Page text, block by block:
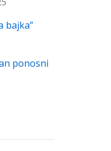
bajka”
ponosni